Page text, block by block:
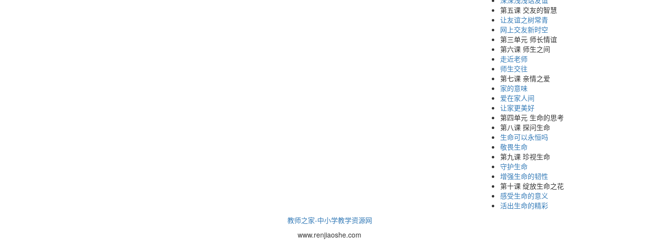
第五课 交友的智慧
让友谊之树常青
网上交友新时空
第三单元 师长情谊
第六课 师生之间
走近老师
师生交往
第七课 亲情之爱
家的意味
爱在家人间
让家更美好
第四单元 生命的思考
第八课 探问生命
生命可以永恒吗
敬畏生命
第九课 珍视生命
守护生命
增强生命的韧性
第十课 绽放生命之花
感受生命的意义
活出生命的精彩
教师之家-中小学教学资源网
www.renjiaoshe.com